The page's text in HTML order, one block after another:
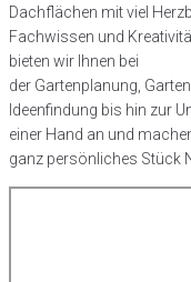
Dachflächen mit viel
Fachwissen und
bieten wir Ihnen bei
der Gartenplanung,
Ideenfindung bis hin zur
einer Hand an und
ganz persönliches Stück